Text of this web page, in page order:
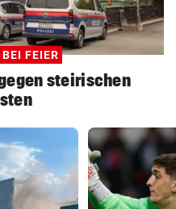
FEIER
steirischen